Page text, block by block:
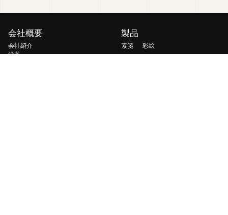
会社概要
会社紹介
沿革
製品
素箋
玄玉
彩絵
硯山